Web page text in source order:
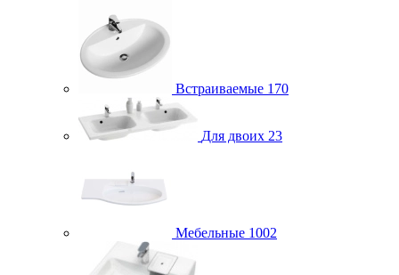
Встраиваемые 170
Для двоих 23
Мебельные 1002